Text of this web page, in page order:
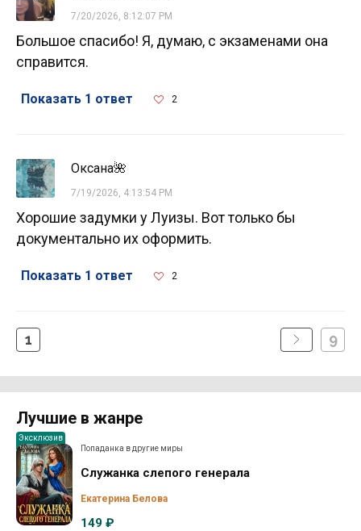
7/20/2026, 8:12:07 PM
Большое спасибо! Я, думаю, с экзаменами она
справится.
Показать 1 ответ 2
Оксана🌺
7/19/2026, 4:13:54 PM
Хорошие задумки у Луизы. Вот только бы
документально их оформить.
Показать 1 ответ 2
1 9
Лучшие в жанре
Эксклюзив
Попаданка в другие миры
Служанка слепого генерала
Екатерина Белова
149 ₽